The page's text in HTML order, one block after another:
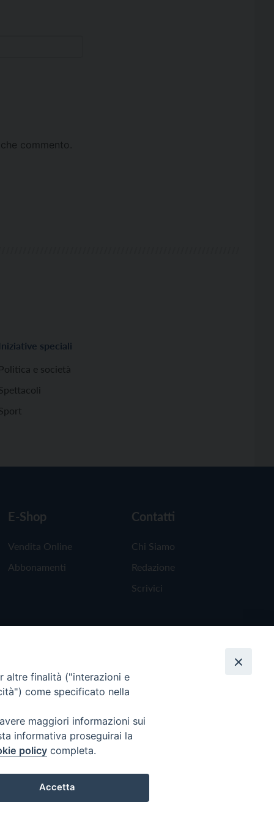
commento.
Iniziative speciali
Politica e società
E-Shop
Vendita Online
Abbonamenti
Contatti
Chi Siamo
Redazione
Scrivici
altre finalità ("interazioni e
come specificato nella
maggiori informazioni sui
informativa proseguirai la
policy completa.
Accetta